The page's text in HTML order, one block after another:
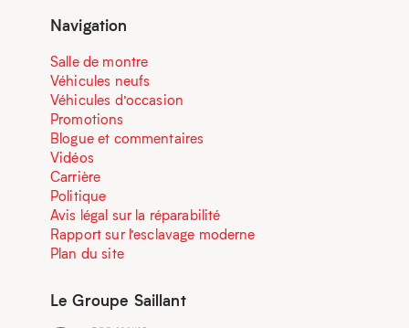
Navigation
Salle de montre
Véhicules neufs
Véhicules d’occasion
Promotions
Blogue et commentaires
Vidéos
Carrière
Politique
Avis légal sur la réparabilité
Rapport sur l’esclavage moderne
Plan du site
Le Groupe Saillant